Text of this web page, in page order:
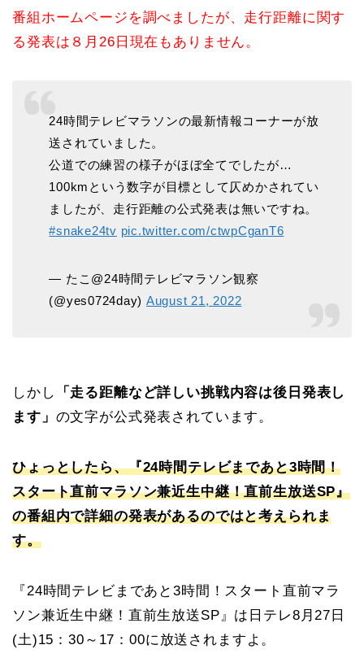
番組ホームページを調べましたが、走行距離に関す
る発表は８月26日現在もありません。
24時間テレビマラソンの最新情報コーナーが放
送されていました。
公道での練習の様子がほぼ全てでしたが…
100kmという数字が目標として仄めかされてい
ましたが、走行距離の公式発表は無いですね。
#snake24tv pic.twitter.com/ctwpCganT6
— たこ@24時間テレビマラソン観察
(@yes0724day) August 21, 2022
しかし
「走る距離など詳しい挑戦内容は後日発表し
ます」 の文字が公式発表されています。
ひょっとしたら、『24時間テレビまであと3時間！
スタート直前マラソン兼近生中継！直前生放送SP』
の番組内で詳細の発表があるのではと考えられま
す。
『24時間テレビまであと3時間！スタート直前マラ
ソン兼近生中継！直前生放送SP』は日テレ8月27日
(土)15：30～17：00に放送されますよ。